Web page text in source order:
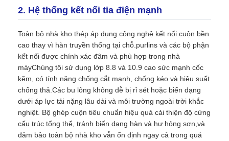
Hội thảo cấu trúc thép
Xây dựng cấu trúc thép
Xây dựng cấu trúc thép
Xây dựng khung thép
2. Hệ thống kết nối tia điện mạnh
Toàn bộ nhà kho thép áp dụng công nghệ kết nối cuộn bền
cao thay vì hàn truyền thống tại chỗ.purlins và các bộ phận
kết nối được chính xác đâm và phù hợp trong nhà
máyChúng tôi sử dụng lớp 8.8 và 10.9 cao sức mạnh cốc
kẽm, có tính năng chống cắt mạnh, chống kéo và hiệu suất
chống thả.Các bu lông không dễ bị rỉ sét hoặc biến dạng
dưới áp lực tải nặng lâu dài và môi trường ngoài trời khắc
nghiệt. Bộ ghép cuộn tiêu chuẩn hiệu quả cải thiện độ cứng
cấu trúc tổng thể, tránh biến dạng hàn và hư hỏng sơn,và
đảm bảo toàn bộ nhà kho vẫn ổn định ngay cả trong quá